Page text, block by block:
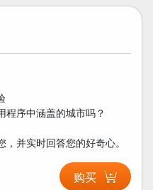
程序中涵盖的城市吗？
并实时回答您的好奇心。
购买